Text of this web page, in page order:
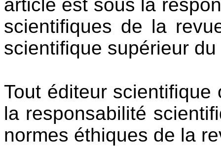
article est sous la
scientifiques de la
scientifique supérieur du
Tout éditeur
la responsabilité
normes éthiques de la